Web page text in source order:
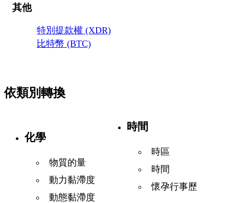
其他
特別提款權 (XDR)
比特幣 (BTC)
依類別轉換
化學
物質的量
動力黏滯度
動態黏滯度
時間
時區
時間
懷孕行事歷